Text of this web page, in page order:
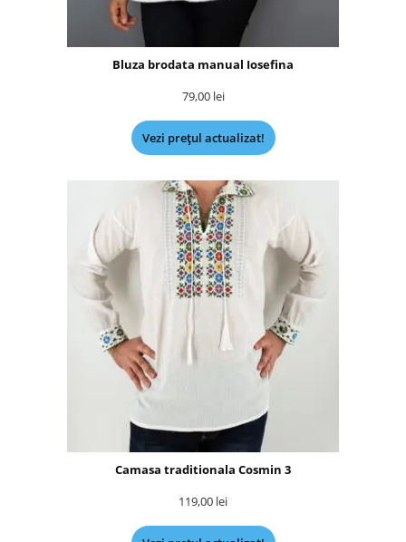
Bluza brodata manual Iosefina
79,00 lei
Vezi prețul actualizat!
Camasa traditionala Cosmin 3
119,00 lei